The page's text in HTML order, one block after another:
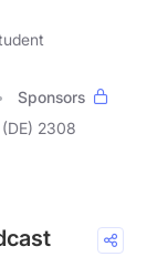
Sponsors
(DE) 2308